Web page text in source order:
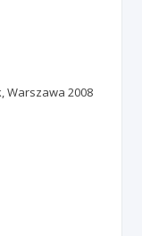
Warszawa 2008